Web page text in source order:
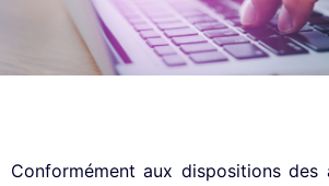
Conformément aux dispositions